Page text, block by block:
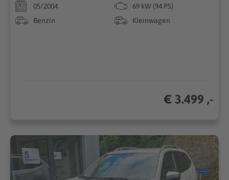
05/2004
69 kW (94 PS)
Benzin
Kleinwagen
€ 3.499 ,-